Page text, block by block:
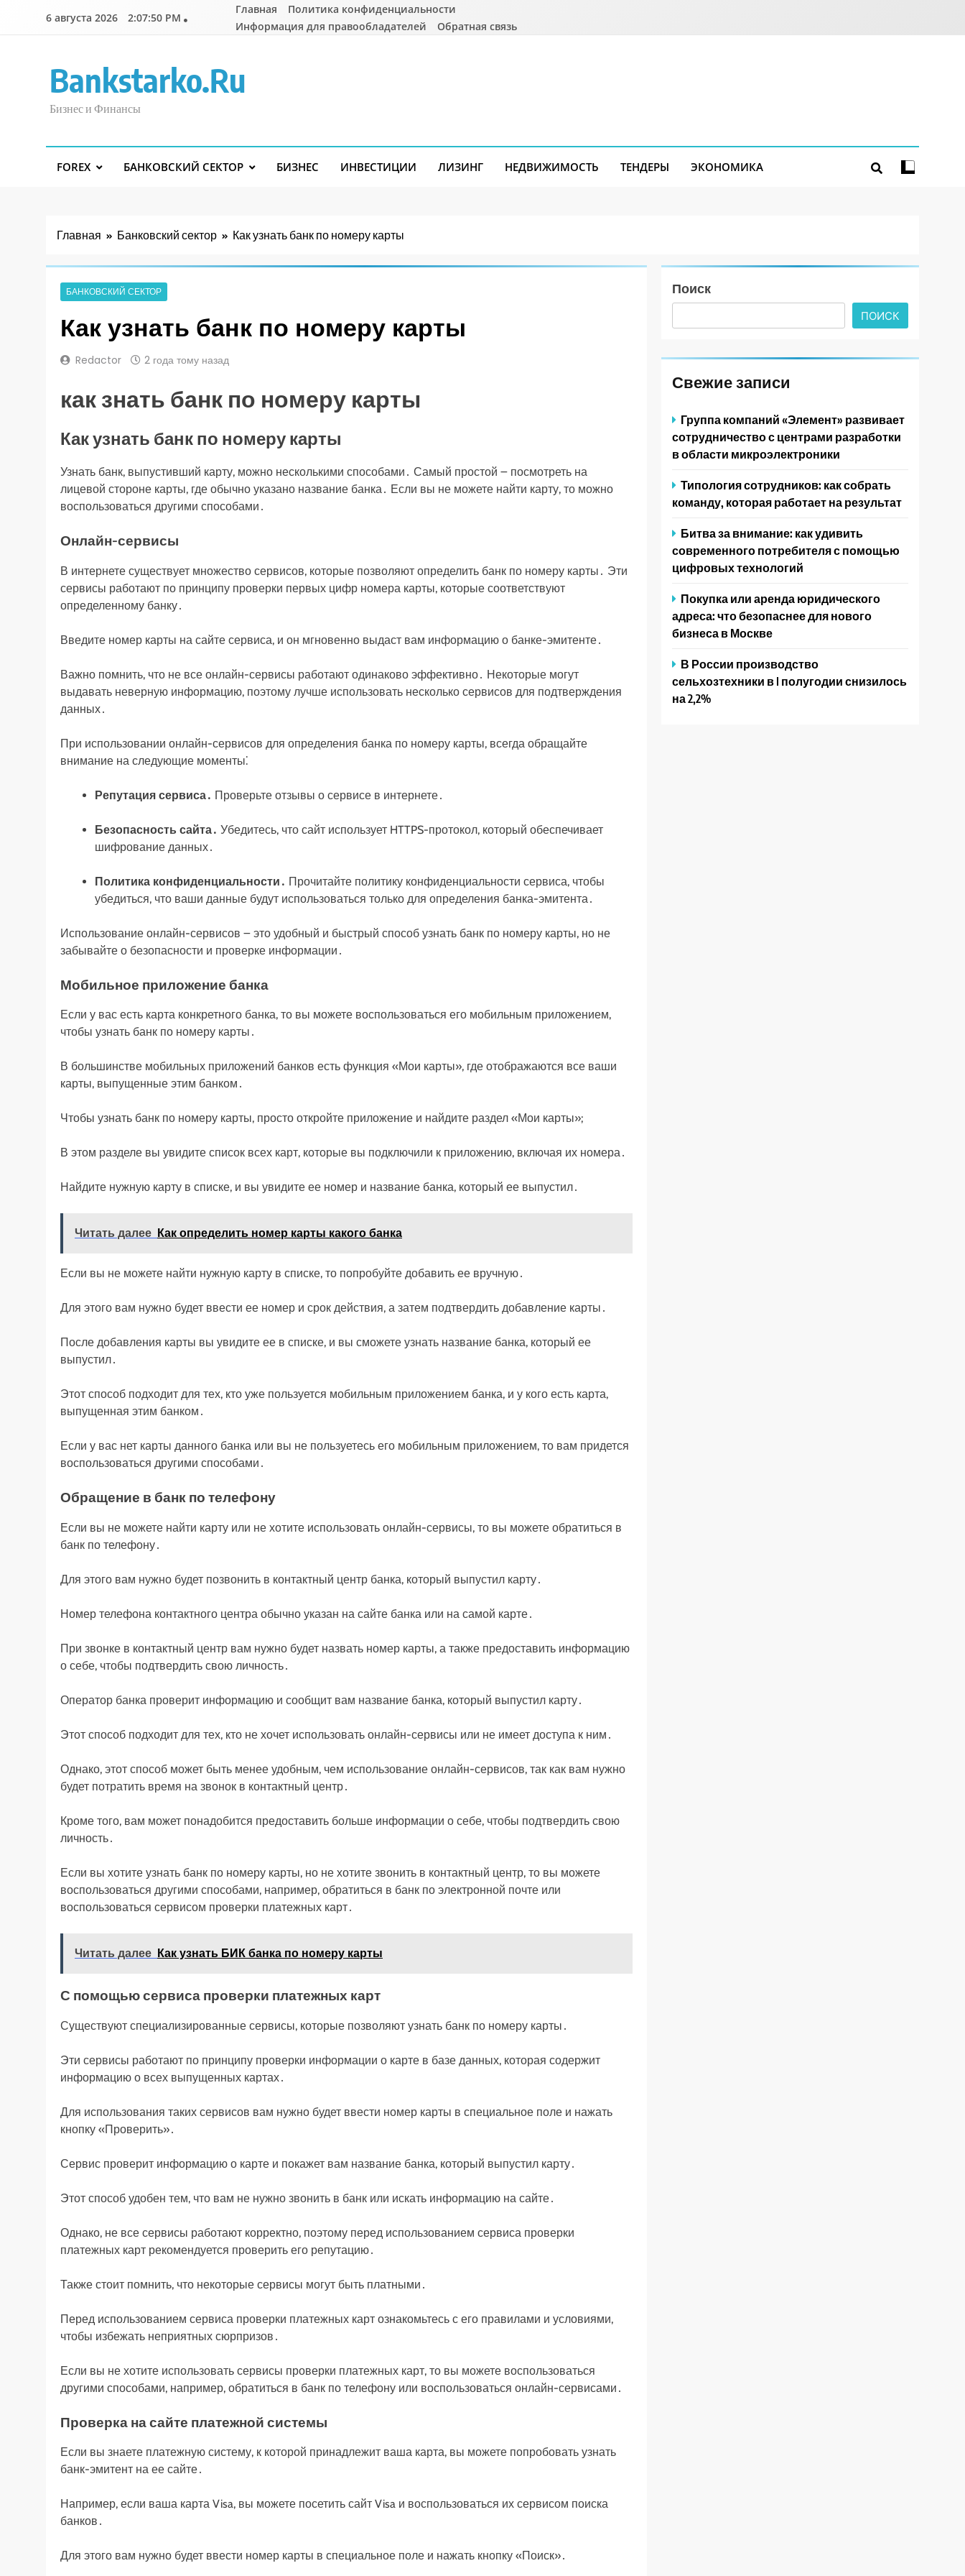
6 августа 2026 2:07:51 PM
Главная
Политика конфиденциальности
Информация для правообладателей
Обратная связь
Bankstarko.ru
Бизнес и Финансы
FOREX БАНКОВСКИЙ СЕКТОР БИЗНЕС ИНВЕСТИЦИИ ЛИЗИНГ НЕДВИЖИМОСТЬ ТЕНДЕРЫ ЭКОНОМИКА
Главная Банковский сектор Как узнать банк по номеру карты
БАНКОВСКИЙ СЕКТОР
Как узнать банк по номеру карты
Redactor 2 года тому назад
как знать банк по номеру карты
Как узнать банк по номеру карты
Узнать банк, выпустивший карту, можно несколькими способами․ Самый простой ౼ посмотреть на
лицевой стороне карты, где обычно указано название банка․ Если вы не можете найти карту, то можно
воспользоваться другими способами․
Онлайн-сервисы
В интернете существует множество сервисов, которые позволяют определить банк по номеру карты․ Эти
сервисы работают по принципу проверки первых цифр номера карты, которые соответствуют
определенному банку․
Введите номер карты на сайте сервиса, и он мгновенно выдаст вам информацию о банке-эмитенте․
Важно помнить, что не все онлайн-сервисы работают одинаково эффективно․ Некоторые могут
выдавать неверную информацию, поэтому лучше использовать несколько сервисов для подтверждения
данных․
При использовании онлайн-сервисов для определения банка по номеру карты, всегда обращайте
внимание на следующие моменты⁚
Репутация сервиса․ Проверьте отзывы о сервисе в интернете․
Безопасность сайта․ Убедитесь, что сайт использует HTTPS-протокол, который обеспечивает
шифрование данных․
Политика конфиденциальности․ Прочитайте политику конфиденциальности сервиса, чтобы
убедиться, что ваши данные будут использоваться только для определения банка-эмитента․
Использование онлайн-сервисов ౼ это удобный и быстрый способ узнать банк по номеру карты, но не
забывайте о безопасности и проверке информации․
Мобильное приложение банка
Если у вас есть карта конкретного банка, то вы можете воспользоваться его мобильным приложением,
чтобы узнать банк по номеру карты․
В большинстве мобильных приложений банков есть функция «Мои карты», где отображаются все ваши
карты, выпущенные этим банком․
Чтобы узнать банк по номеру карты, просто откройте приложение и найдите раздел «Мои карты»;
В этом разделе вы увидите список всех карт, которые вы подключили к приложению, включая их номера․
Найдите нужную карту в списке, и вы увидите ее номер и название банка, который ее выпустил․
Читать далее Как определить номер карты какого банка
Если вы не можете найти нужную карту в списке, то попробуйте добавить ее вручную․
Для этого вам нужно будет ввести ее номер и срок действия, а затем подтвердить добавление карты․
После добавления карты вы увидите ее в списке, и вы сможете узнать название банка, который ее
выпустил․
Этот способ подходит для тех, кто уже пользуется мобильным приложением банка, и у кого есть карта,
выпущенная этим банком․
Если у вас нет карты данного банка или вы не пользуетесь его мобильным приложением, то вам придется
воспользоваться другими способами․
Обращение в банк по телефону
Если вы не можете найти карту или не хотите использовать онлайн-сервисы, то вы можете обратиться в
банк по телефону․
Для этого вам нужно будет позвонить в контактный центр банка, который выпустил карту․
Номер телефона контактного центра обычно указан на сайте банка или на самой карте․
При звонке в контактный центр вам нужно будет назвать номер карты, а также предоставить информацию
о себе, чтобы подтвердить свою личность․
Оператор банка проверит информацию и сообщит вам название банка, который выпустил карту․
Этот способ подходит для тех, кто не хочет использовать онлайн-сервисы или не имеет доступа к ним․
Однако, этот способ может быть менее удобным, чем использование онлайн-сервисов, так как вам нужно
будет потратить время на звонок в контактный центр․
Кроме того, вам может понадобится предоставить больше информации о себе, чтобы подтвердить свою
личность․
Если вы хотите узнать банк по номеру карты, но не хотите звонить в контактный центр, то вы можете
воспользоваться другими способами, например, обратиться в банк по электронной почте или
воспользоваться сервисом проверки платежных карт․
Читать далее Как узнать БИК банка по номеру карты
С помощью сервиса проверки платежных карт
Существуют специализированные сервисы, которые позволяют узнать банк по номеру карты․
Эти сервисы работают по принципу проверки информации о карте в базе данных, которая содержит
информацию о всех выпущенных картах․
Для использования таких сервисов вам нужно будет ввести номер карты в специальное поле и нажать
кнопку «Проверить»․
Сервис проверит информацию о карте и покажет вам название банка, который выпустил карту․
Этот способ удобен тем, что вам не нужно звонить в банк или искать информацию на сайте․
Однако, не все сервисы работают корректно, поэтому перед использованием сервиса проверки
платежных карт рекомендуется проверить его репутацию․
Также стоит помнить, что некоторые сервисы могут быть платными․
Перед использованием сервиса проверки платежных карт ознакомьтесь с его правилами и условиями,
чтобы избежать неприятных сюрпризов․
Если вы не хотите использовать сервисы проверки платежных карт, то вы можете воспользоваться
другими способами, например, обратиться в банк по телефону или воспользоваться онлайн-сервисами․
Проверка на сайте платежной системы
Если вы знаете платежную систему, к которой принадлежит ваша карта, вы можете попробовать узнать
банк-эмитент на ее сайте․
Например, если ваша карта Visa, вы можете посетить сайт Visa и воспользоваться их сервисом поиска
банков․
Для этого вам нужно будет ввести номер карты в специальное поле и нажать кнопку «Поиск»․
Поиск
ПОИСК
Свежие записи
Группа компаний «Элемент» развивает
сотрудничество с центрами разработки
в области микроэлектроники
Типология сотрудников: как собрать
команду, которая работает на результат
Битва за внимание: как удивить
современного потребителя с помощью
цифровых технологий
Покупка или аренда юридического
адреса: что безопаснее для нового
бизнеса в Москве
В России производство
сельхозтехники в I полугодии снизилось
на 2,2%